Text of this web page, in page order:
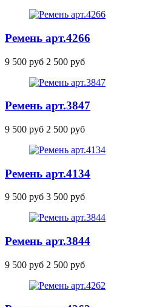
Ремень арт.4266
9 500 руб 2 500 руб
Ремень арт.3847
9 500 руб 2 500 руб
Ремень арт.4134
9 500 руб 3 500 руб
Ремень арт.3844
9 500 руб 2 500 руб